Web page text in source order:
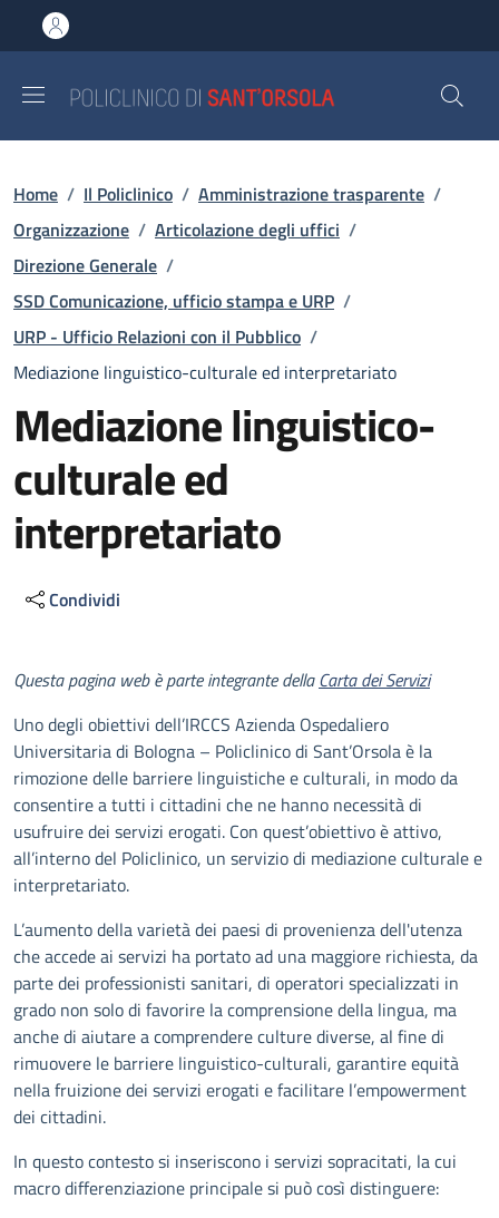
al contenuto principale
to footer content
Briciole di pane
Home / Il Policlinico / Amministrazione trasparente /
Organizzazione / Articolazione degli uffici /
Direzione Generale /
SSD Comunicazione, ufficio stampa e URP /
URP - Ufficio Relazioni con il Pubblico /
Mediazione linguistico-culturale ed interpretariato
Mediazione linguistico-
culturale ed
interpretariato
Condividi
Descrizione
Questa pagina web è parte integrante dellaCarta dei Servizi
Uno degli obiettivi dell’IRCCS Azienda Ospedaliero
Universitaria di Bologna – Policlinico di Sant’Orsola è la
rimozione delle barriere linguistiche e culturali, in modo da
consentire a tutti i cittadini che ne hanno necessità di
usufruire dei servizi erogati. Con quest’obiettivo è attivo,
all’interno del Policlinico, un servizio di mediazione culturale e
interpretariato.
L’aumento della varietà dei paesi di provenienza dell'utenza
che accede ai servizi ha portato ad una maggiore richiesta, da
parte dei professionisti sanitari, di operatori specializzati in
grado non solo di favorire la comprensione della lingua, ma
anche di aiutare a comprendere culture diverse, al fine di
rimuovere le barriere linguistico-culturali, garantire equità
nella fruizione dei servizi erogati e facilitare l’empowerment
dei cittadini.
In questo contesto si inseriscono i servizi sopracitati, la cui
macro differenziazione principale si può così distinguere: